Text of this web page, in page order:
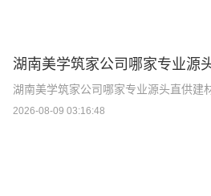
湖南美学筑家公司哪家专业源
湖南美学筑家公司哪家专业源头直供建
2026-08-09 03:16:48